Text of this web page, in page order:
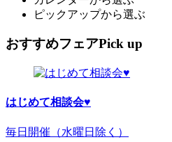
ピックアップから選ぶ
おすすめフェアPick up
はじめて相談会♥
毎日開催（水曜日除く）